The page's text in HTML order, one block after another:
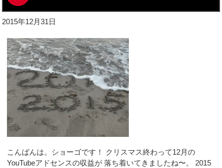
2015年12月31日
こんばんは。ショーゴです！ クリスマス終わって12月の
YouTubeアドセンスの収益が 落ち着いてきましたね〜。 2015